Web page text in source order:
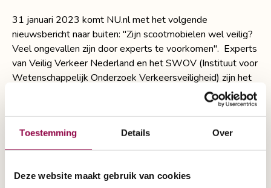
Toestemming Details Over
Deze website maakt gebruik van cookies
31 januari 2023 komt NU.nl met het volgende
nieuwsbericht naar buiten: "Zijn scootmobielen wel veilig?
Veel ongevallen zijn door experts te voorkomen". Experts
van Veilig Verkeer Nederland en het SWOV (Instituut voor
Wetenschappelijk Onderzoek Verkeersveiligheid) zijn het
erover eens, een scootmobiel moet veiliger en stabieler.
Het aantal ongevallen met een scootmobiel loopt de
afgelopen jaren hard op en als er niets veranderd dan
zullen de cijfers door de vergrijzing nog verder oplopen.
Veilige scootmobielen